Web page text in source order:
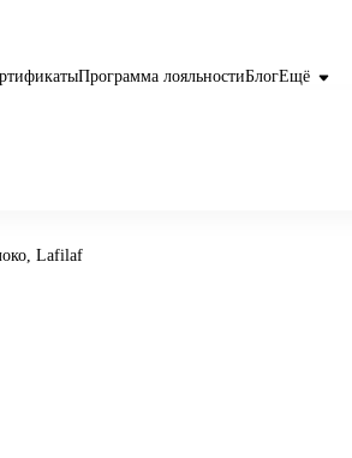
Программа лояльностиБлогЕщё
Lafilaf